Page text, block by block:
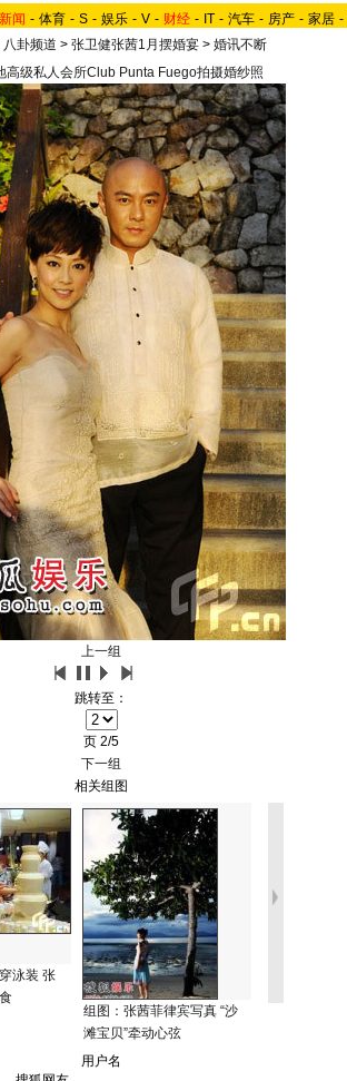
新闻 - 体育 - S - 娱乐 - V - 财经 - IT - 汽车 - 房产 - 家居 -
八卦频道 > 张卫健张茜1月摆婚宴 > 婚讯不断
高级私人会所Club Punta Fuego拍摄婚纱照
上一组
跳转至：
页 2/5
下一组
相关组图
泳装 张
组图：张茜菲律宾写真 “沙
滩宝贝”牵动心弦
用户名